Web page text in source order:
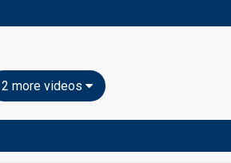
2 more videos